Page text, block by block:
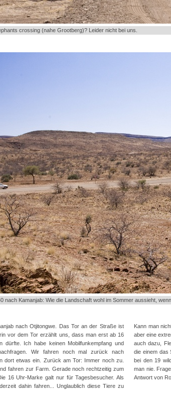
crossing (nahe Grootberg)? Leider nicht bei uns.
nach Kamanjab: Wie die Landschaft wohl im Sommer aussieht,
nach Otjitongwe. Das Tor an der Straße ist
vor dem Tor erzählt uns, dass man erst ab 16
dürfte. Ich habe keinen Mobilfunkempfang und
Wir fahren noch mal zurück nach
dort etwas ein. Zurück am Tor: Immer noch zu.
fahren zur Farm. Gerade noch rechtzeitig zum
16 Uhr-Marke galt nur für Tagesbesucher. Als
dahin fahren... Unglaublich diese Tiere zu
Kann man
aber eine
auch dazu,
die einem das
bei den 19
man nie.
Antwort von